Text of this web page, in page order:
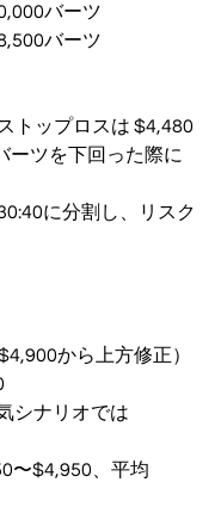
バーツ
バーツ
トップロスは $4,480
ーツを下回った際に
に分割し、リスク
から上方修正）
シナリオでは
〜$4,950、平均